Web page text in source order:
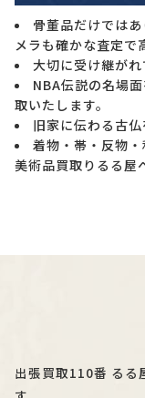
骨董品だけでは
メラも確かな査定で
大切に受け継がれ
NBA伝説の名場
取いたします。
旧家に伝わる古
着物・帯・反物
美術品買取りるる屋
出張買取110番 るる